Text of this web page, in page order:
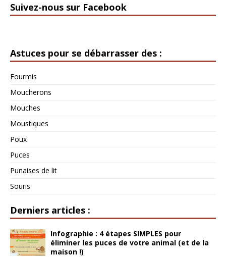
Suivez-nous sur Facebook
Astuces pour se débarrasser des :
Fourmis
Moucherons
Mouches
Moustiques
Poux
Puces
Punaises de lit
Souris
Derniers articles :
Infographie : 4 étapes SIMPLES pour
éliminer les puces de votre animal (et de la
maison !)